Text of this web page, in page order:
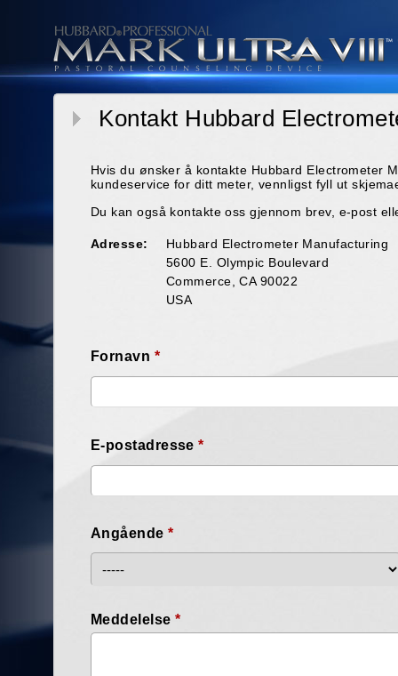
Kontakt Hubbard
Hvis du ønsker å kontakte Hubbard Electrometer
kundeservice for ditt meter, vennligst fyll ut
Du kan også kontakte oss gjennom brev, e-post
Adresse:
Hubbard Electrometer Manufacturing
5600 E. Olympic Boulevard
Commerce, CA 90022
USA
Fornavn *
E-postadresse*
Angående*
Meddelelse *